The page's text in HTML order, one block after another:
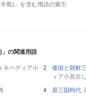
半島)」を含む用語の索引
」の関連用語
キペディア小
倭国と朝鮮
ィア小見出
原三国時代